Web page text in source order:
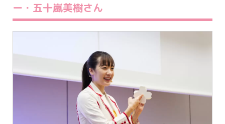
ー・五十嵐美樹さん